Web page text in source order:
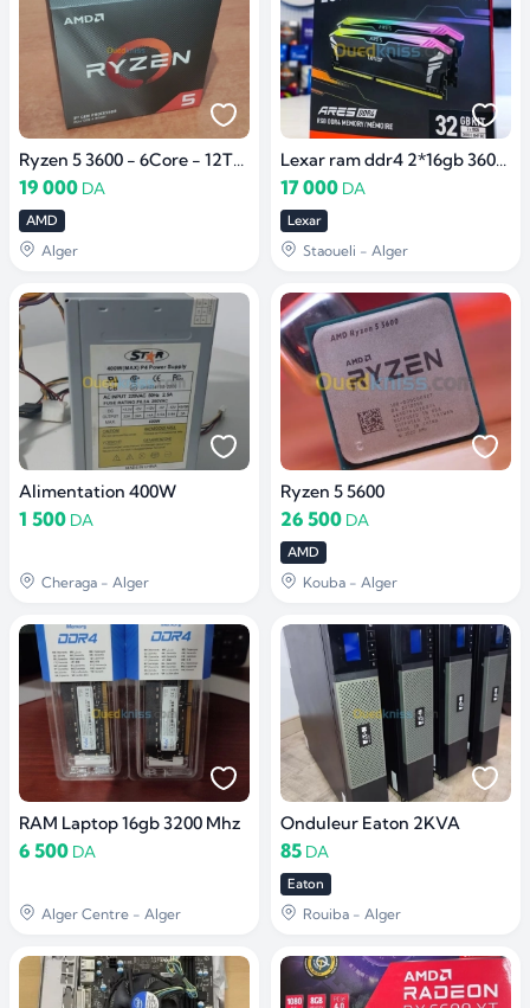
Ryzen 5 3600 - 6Core - 12Thread
19 000 DA
AMD
Alger
Lexar ram ddr4 2*16gb 3600mhz
17 000 DA
Lexar
Staoueli - Alger
Alimentation 400W
1 500 DA
Cheraga - Alger
Ryzen 5 5600
26 500 DA
AMD
Kouba - Alger
RAM Laptop 16gb 3200 Mhz
6 500 DA
Alger Centre - Alger
Onduleur Eaton 2KVA
85 DA
Eaton
Rouiba - Alger